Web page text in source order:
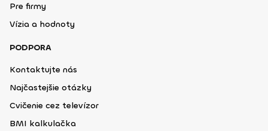
Pre firmy
Vízia a hodnoty
PODPORA
Kontaktujte nás
Najčastejšie otázky
Cvičenie cez televízor
BMI kalkulačka